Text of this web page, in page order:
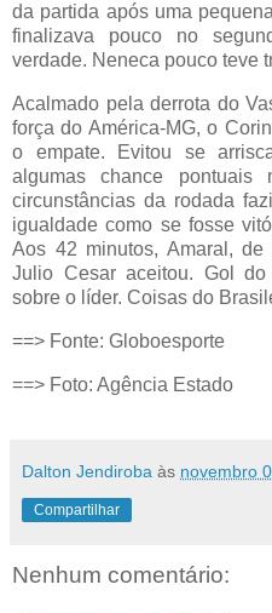
da partida após uma
finalizava pouco no
verdade. Neneca pouco teve
Acalmado pela derrota do
força do América-MG, o
o empate. Evitou se
algumas chance
circunstâncias da rodada
igualdade como se fosse
Aos 42 minutos, Amaral,
Julio Cesar aceitou. Gol
sobre o líder. Coisas do
==> Fonte: Globoesporte
==> Foto: Agência Estado
Dalton Jendiroba às novembro
Compartilhar
Nenhum comentário: